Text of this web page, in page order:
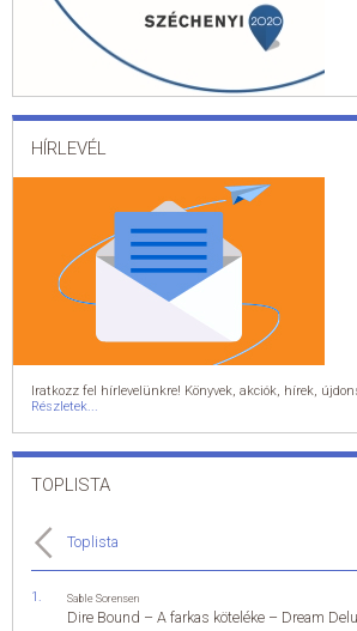
HÍRLEVÉL
Iratkozz fel hírlevelünkre! Könyvek, akciók, hírek,
Részletek...
TOPLISTA
Toplista
Sable Sorensen
Dire Bound – A farkas köteléke – Dream